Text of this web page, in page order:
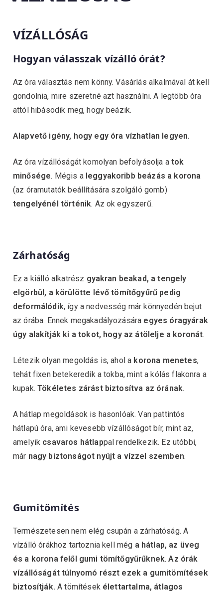
VÍZÁLLÓSÁG
Hogyan válasszak vízálló órát?
Az óra választás nem könny. Vásárlás alkalmával át kell
gondolnia, mire szeretné azt használni. A legtöbb óra
attól hibásodik meg, hogy beázik.
Alapvető igény, hogy egy óra vízhatlan legyen.
Az óra vízállóságát komolyan befolyásolja atok
minősége. Mégis a leggyakoribb beázás a korona
(az óramutatók beállítására szolgáló gomb)
tengelyénél történik. Az ok egyszerű.
Zárhatóság
Ez a kiálló alkatrész gyakran beakad, a tengely
elgörbül, a körülötte lévő tömítőgyűrű pedig
deformálódik, így a nedvesség már könnyedén bejut
az órába. Ennek megakadályozására egyes óragyárak
úgy alakítják ki a tokot, hogy az átölelje a koronát.
Létezik olyan megoldás is, ahol a korona menetes,
tehát fixen betekeredik a tokba, mint a kólás flakonra a
kupak.Tökéletes zárást biztosítva az órának.
A hátlap megoldások is hasonlóak. Van pattintós
hátlapú óra, ami kevesebb vízállóságot bír, mint az,
amelyik csavaros hátlappal rendelkezik. Ez utóbbi,
már nagy biztonságot nyújt a vízzel szemben.
Gumitömítés
Természetesen nem elég csupán a zárhatóság. A
vízálló órákhoz tartoznia kell még a hátlap, az üveg
és a korona felől gumi tömítőgyűrűknek.Az órák
vízállóságát túlnyomó részt ezek a gumitömítések
biztosítják. A tömítések élettartalma, átlagos